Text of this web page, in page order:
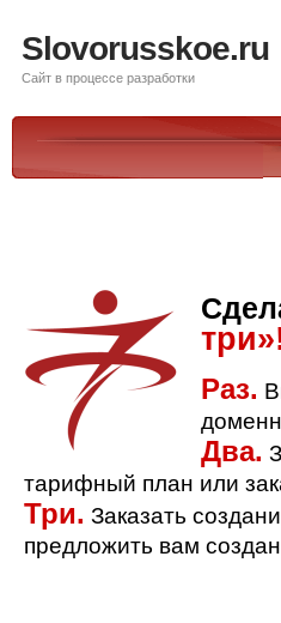
Slovorusskoe.ru
Сайт в процессе разработки
Раз.
Два.
тарифный план или
Три. Заказать
предложить вам